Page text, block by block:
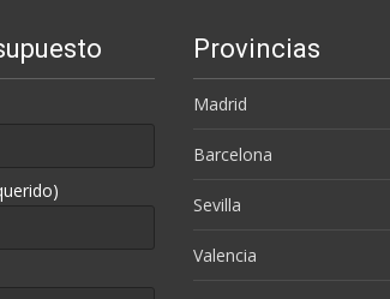
Provincias
Madrid
Barcelona
Sevilla
Valencia